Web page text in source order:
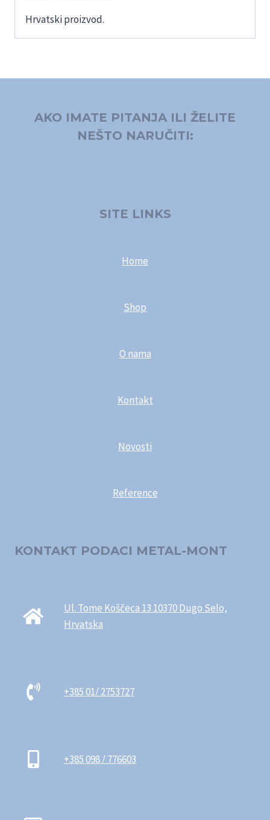
Hrvatski proizvod.
AKO IMATE PITANJA ILI ŽELITE
NEŠTO NARUČITI:
SITE LINKS
Home
Shop
O nama
Kontakt
Novosti
Reference
KONTAKT PODACI METAL-MONT
Ul. Tome Koščeca 13 10370 Dugo Selo,
Hrvatska
+385 01/ 2753727
+385 098 / 776603